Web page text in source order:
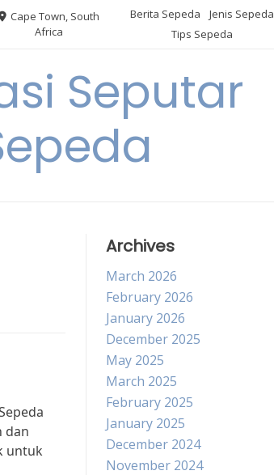
Cape Town, South
Africa
Berita Sepeda
Jenis Sepeda
Tips Sepeda
Seputar
dan
untuk
Archives
March 2026
February 2026
January 2026
December 2025
May 2025
March 2025
February 2025
January 2025
December 2024
November 2024